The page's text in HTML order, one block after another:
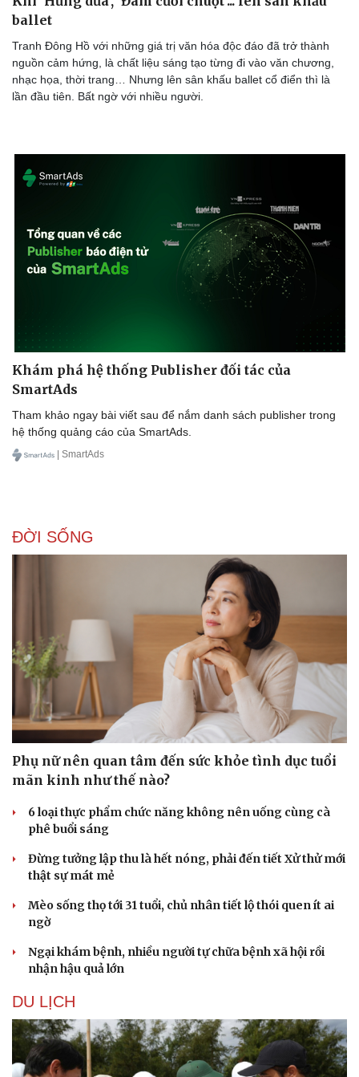
Sức khỏe
Dinh dưỡng - món ngon
Sản phụ khoa
Nhi khoa
Nam khoa
Làm đẹp - giảm cân
Phòng mạch online
Đời sống
ballet
Tranh Đông Hồ với những giá trị văn hóa độc đáo đã trở thành
nguồn cảm hứng, là chất liệu sáng tạo từng đi vào văn chương,
nhạc họa, thời trang… Nhưng lên sân khấu ballet cổ điển thì là
lần đầu tiên. Bất ngờ với nhiều người.
Khám phá hệ thống Publisher đối tác của
SmartAds
Tham khảo ngay bài viết sau để nắm danh sách publisher trong
hệ thống quảng cáo của SmartAds.
| SmartAds
ĐỜI SỐNG
Phụ nữ nên quan tâm đến sức khỏe tình dục tuổi
mãn kinh như thế nào?
6 loại thực phẩm chức năng không nên uống cùng cà
phê buổi sáng
Đừng tưởng lập thu là hết nóng, phải đến tiết Xử thử mới
thật sự mát mẻ
Mèo sống thọ tới 31 tuổi, chủ nhân tiết lộ thói quen ít ai
ngờ
Ngại khám bệnh, nhiều người tự chữa bệnh xã hội rồi
nhận hậu quả lớn
DU LỊCH